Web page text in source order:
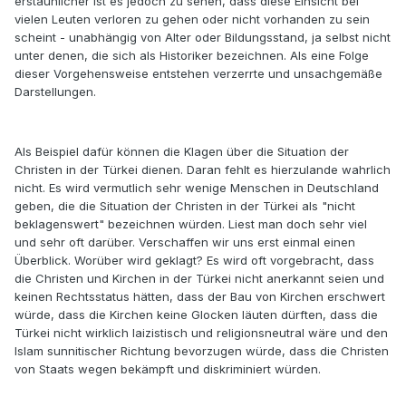
vielen Leuten verloren zu gehen oder nicht vorhanden zu sein
scheint - unabhängig von Alter oder Bildungsstand, ja selbst nicht
unter denen, die sich als Historiker bezeichnen. Als eine Folge
dieser Vorgehensweise entstehen verzerrte und unsachgemäße
Darstellungen.
Als Beispiel dafür können die Klagen über die Situation der
Christen in der Türkei dienen. Daran fehlt es hierzulande wahrlich
nicht. Es wird vermutlich sehr wenige Menschen in Deutschland
geben, die die Situation der Christen in der Türkei als "nicht
beklagenswert" bezeichnen würden. Liest man doch sehr viel
und sehr oft darüber. Verschaffen wir uns erst einmal einen
Überblick. Worüber wird geklagt? Es wird oft vorgebracht, dass
die Christen und Kirchen in der Türkei nicht anerkannt seien und
keinen Rechtsstatus hätten, dass der Bau von Kirchen erschwert
würde, dass die Kirchen keine Glocken läuten dürften, dass die
Türkei nicht wirklich laizistisch und religionsneutral wäre und den
Islam sunnitischer Richtung bevorzugen würde, dass die Christen
von Staats wegen bekämpft und diskriminiert würden.